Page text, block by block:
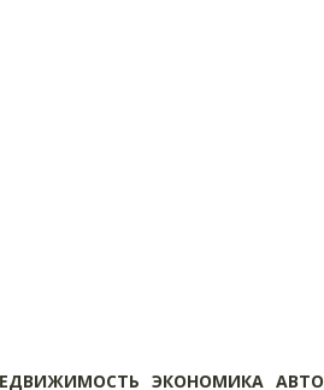
ЭКОНОМИКА АВТО